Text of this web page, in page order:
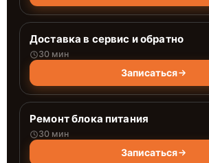
Доставка в сервис и обратно
30 мин
Записаться
Ремонт блока питания
30 мин
Записаться